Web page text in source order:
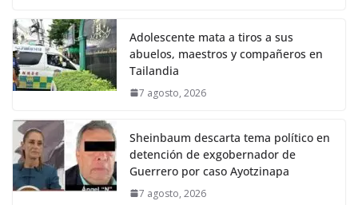
Adolescente mata a tiros a sus
abuelos, maestros y compañeros en
Tailandia
7 agosto, 2026
Sheinbaum descarta tema político en
detención de exgobernador de
Guerrero por caso Ayotzinapa
7 agosto, 2026